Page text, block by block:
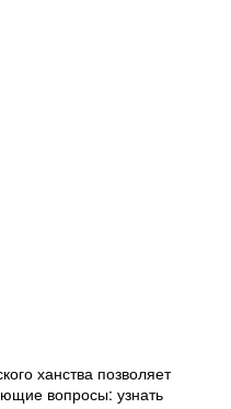
ханства позволяет
вопросы: узнать